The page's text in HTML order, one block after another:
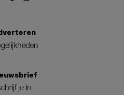
je in